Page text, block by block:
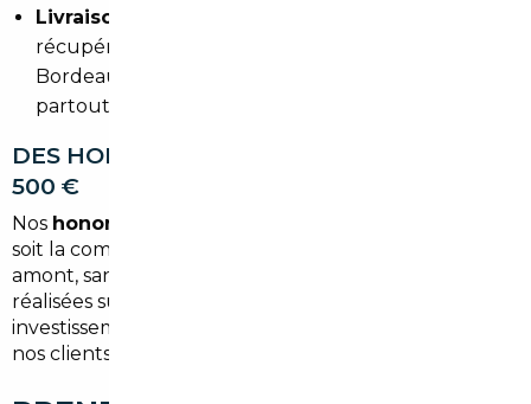
Livraison
récupéré directement à notre agence de
Bordeaux ou livré à votre adresse à Bègles ou
partout en France.
DES HONORAIRES TRANSPARENTS DÈS 1
500 €
Nos honoraires démarrent à 1 500 €
soit la complexité du dossier. Ce montant est fixé en
amont, sans frais cachés. Comparé aux économies
réalisées sur le prix du véhicule, le retour sur
investissement est systématiquement positif pour
nos clients.